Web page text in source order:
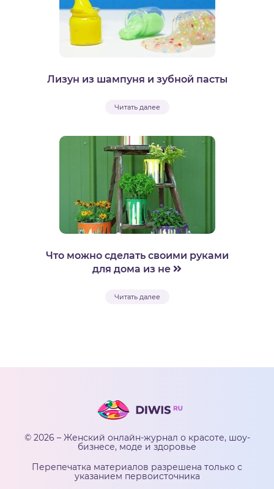
Лизун из шампуня и зубной пасты
Читать далее
Что можно сделать своими руками
для дома из не
Читать далее
© 2026 – Женский онлайн-журнал о красоте, шоу-
бизнесе, моде и здоровье
Перепечатка материалов разрешена только с
указанием первоисточника